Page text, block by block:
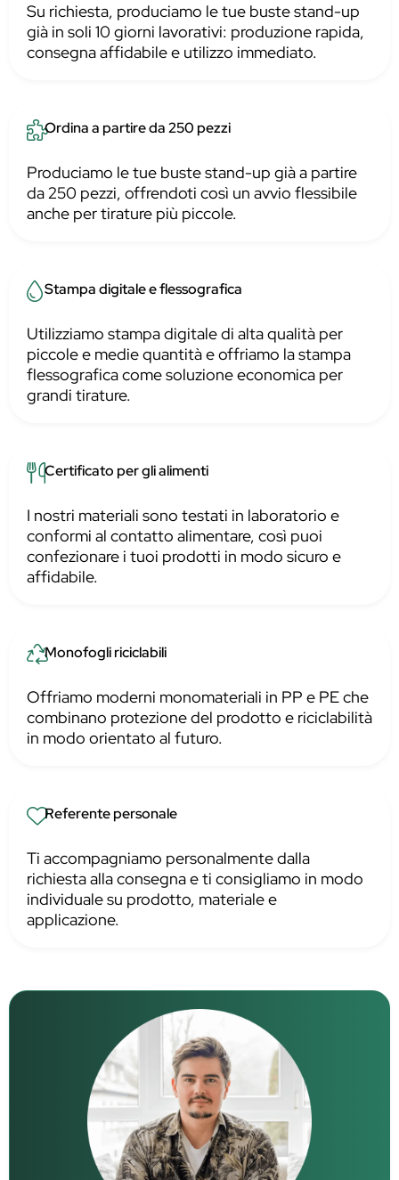
Su richiesta, produciamo le tue buste stand-up
già in soli 10 giorni lavorativi: produzione rapida,
consegna affidabile e utilizzo immediato.
Ordina a partire da 250 pezzi
Produciamo le tue buste stand-up già a partire
da 250 pezzi, offrendoti così un avvio flessibile
anche per tirature più piccole.
Stampa digitale e flessografica
Utilizziamo stampa digitale di alta qualità per
piccole e medie quantità e offriamo la stampa
flessografica come soluzione economica per
grandi tirature.
Certificato per gli alimenti
I nostri materiali sono testati in laboratorio e
conformi al contatto alimentare, così puoi
confezionare i tuoi prodotti in modo sicuro e
affidabile.
Monofogli riciclabili
Offriamo moderni monomateriali in PP e PE che
combinano protezione del prodotto e riciclabilità
in modo orientato al futuro.
Referente personale
Ti accompagniamo personalmente dalla
richiesta alla consegna e ti consigliamo in modo
individuale su prodotto, materiale e
applicazione.